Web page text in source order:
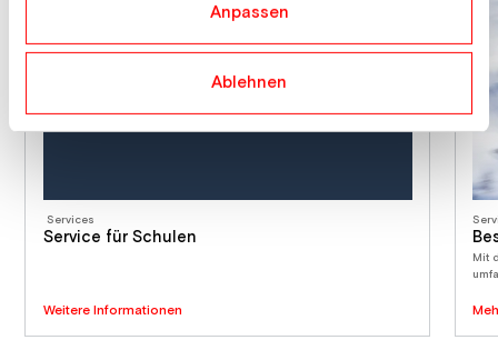
Anpassen
Ablehnen
Services
Service für Schulen
Weitere Informationen
Mit